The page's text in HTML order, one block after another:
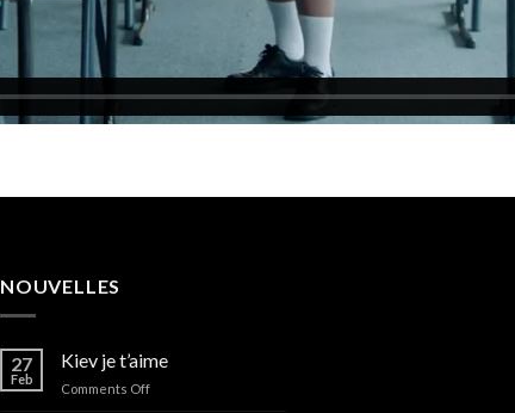
NOUVELLES
27
Feb
Kiev je t’aime
Comments Offon